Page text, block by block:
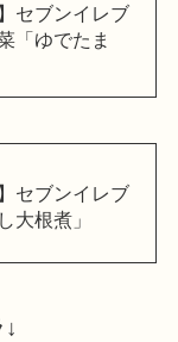
セブンイレブ
「ゆでたま
セブンイレブ
大根煮」